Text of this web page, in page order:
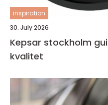
inspiration
30. July 2026
Kepsar stockholm guide till stil, funktion och
kvalitet